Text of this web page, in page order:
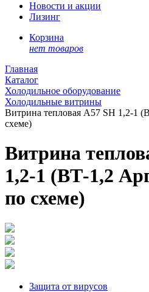
Новости и акции
Лизинг
Корзина
нет товаров
Главная
Каталог
Холодильное оборудование
Холодильные витрины
Витрина тепловая А57 SH 1,2-1
схеме)
Витрина
1,2-1 (ВТ-1,2
по схеме)
Защита от вирусов